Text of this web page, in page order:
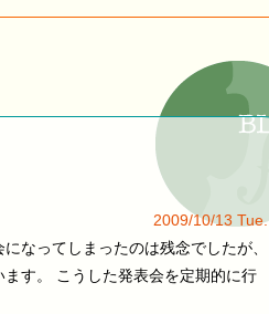
2009/10/13 Tue.
なってしまったのは残念でしたが、
す。 こうした発表会を定期的に行